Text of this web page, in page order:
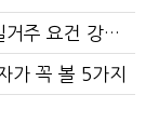
1주택자도 양도세 최대 6.3배 차이…"실거주 요건 강화하자"
가 꼭 볼 5가지